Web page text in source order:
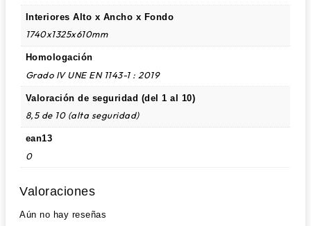
Interiores Alto x Ancho x Fondo
1740x1325x610mm
Homologación
Grado IV UNE EN 1143-1 : 2019
Valoración de seguridad (del 1 al 10)
8,5 de 10 (alta seguridad)
ean13
0
Valoraciones
Aún no hay reseñas